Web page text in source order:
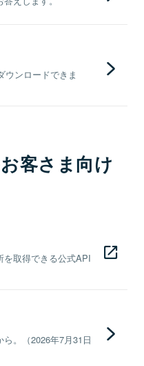
ウンロードできま
客さま向け
を取得できる公式API
。（2026年7月31日